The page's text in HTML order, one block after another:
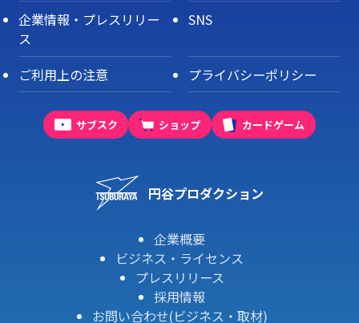
企業情報・プレスリリー
ス
SNS
ご利用上の注意 プライバシーポリシー
サブスク ショップ カードゲーム
円谷プロダクション
企業概要
ビジネス・ライセンス
プレスリリース
採用情報
お問い合わせ(ビジネス・取材)